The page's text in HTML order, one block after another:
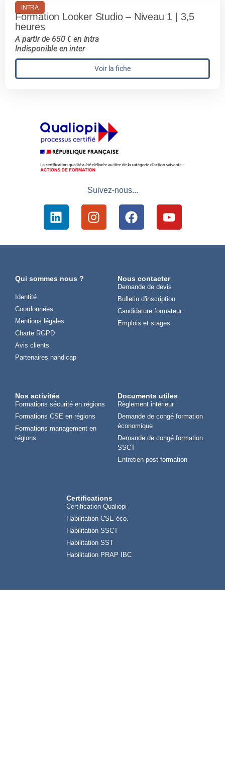
INTRA
Formation Looker Studio – Niveau 1 | 3,5
heures
A partir de 650 € en intra
Indisponible en inter
Voir la fiche
Suivez-nous...
Qui sommes nous ?
Identité
Coordonnées
Mentions légales
Charte RGPD
Avis clients
Partenaires handicap
Nous contacter
Demande de devis
Bulletin d'inscription
Candidature formateur
Emplois et stages
Nos activités
Formations sécurité en régions
Formations CSE en régions
Formations management en
régions
Documents utiles
Règlement intérieur
Demande de congé formation
économique
Demande de congé formation
SSCT
Entretien post-formation
Certifications
Certification Qualiopi
Habilitation CSE éco.
Habilitation SSCT
Habilitation SST
Habilitation PRAP IBC